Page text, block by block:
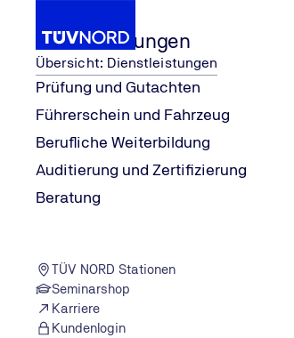
Dienstleistungen
Übersicht: Dienstleistungen
Prüfung und Gutachten
Führerschein und Fahrzeug
Berufliche Weiterbildung
Auditierung und Zertifizierung
Beratung
TÜV NORD Stationen
Seminarshop
Karriere
Kundenlogin
Home